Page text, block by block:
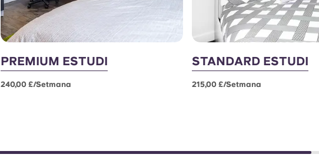
PREMIUM ESTUDI
240,00 £/setmana
STANDARD ESTUDI
215,00 £/setmana